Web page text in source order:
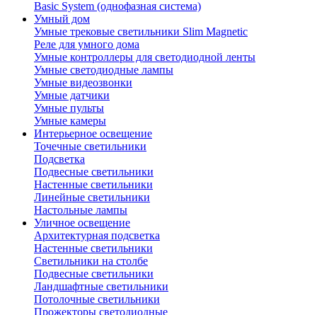
Basic System (однофазная система)
Умный дом
Умные трековые светильники Slim Magnetic
Реле для умного дома
Умные контроллеры для светодиодной ленты
Умные светодиодные лампы
Умные видеозвонки
Умные датчики
Умные пульты
Умные камеры
Интерьерное освещение
Точечные светильники
Подсветка
Подвесные светильники
Настенные светильники
Линейные светильники
Настольные лампы
Уличное освещение
Архитектурная подсветка
Настенные светильники
Светильники на столбе
Подвесные светильники
Ландшафтные светильники
Потолочные светильники
Прожекторы светодиодные